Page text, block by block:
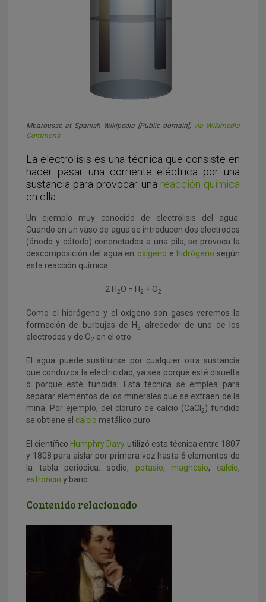
Mbarousse at Spanish Wikipedia [Public domain], via Wikimedia
Commons
La electrólisis es una técnica que consiste en
hacer pasar una corriente eléctrica por una
sustancia para provocar una reacción química
en ella.
Un ejemplo muy conocido de electrólisis del agua.
Cuando en un vaso de agua se introducen dos electrodos
(ánodo y cátodo) conenctados a una pila, se provoca la
descomposición del agua en oxígeno e hidrógeno según
esta reacción química:
2 H2O = H2 + O2
Como el hidrógeno y el oxígeno son gases veremos la
formación de burbujas de H2
alrededor de uno de los
electrodos y de O2 en el otro.
El agua puede sustituirse por cualquier otra sustancia
que conduzca la electricidad, ya sea porque esté disuelta
o porque esté fundida. Esta técnica se emplea para
separar elementos de los minerales que se extraen de la
mina. Por ejemplo, del cloruro de calcio (CaCl 2) fundido
se obtiene el calcio metálico puro.
El científico Humphry Davy utilizó esta técnica entre 1807
y 1808 para aislar por primera vez hasta 6 elementos de
la tabla periódica: sodio, potasio,magnesio, calcio,
estroncio y bario.
Contenido relacionado